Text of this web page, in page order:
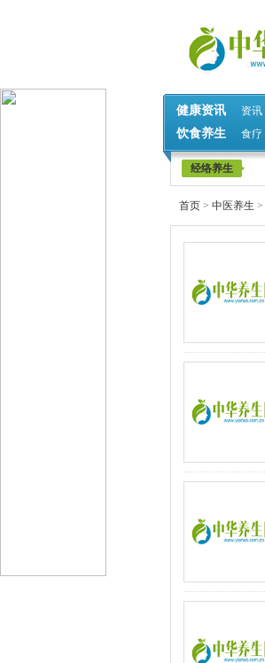
健康资讯 资讯
饮食养生 食疗
经络养生
首页 > 中医养生 >